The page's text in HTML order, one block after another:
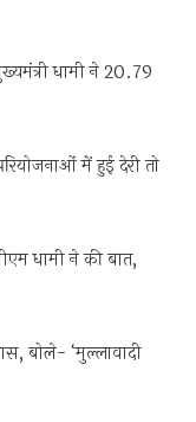
धामी ने 20.79
में हुई देरी तो
धामी ने की बात,
बोले- ‘मुल्लावादी